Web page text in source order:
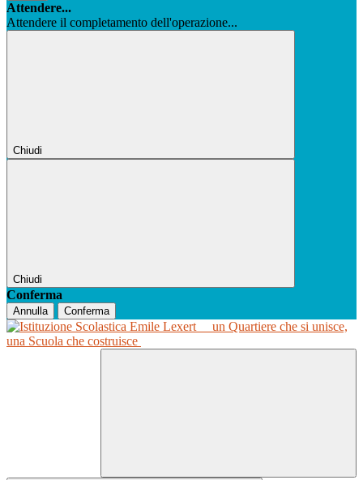
Attendere...
Attendere il completamento dell'operazione...
Chiudi
Chiudi
Conferma
Annulla Conferma
un Quartiere che si unisce,
una Scuola che costruisce